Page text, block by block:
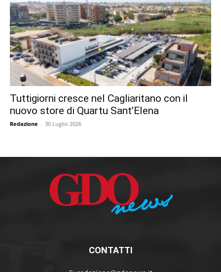
Tuttigiorni cresce nel Cagliaritano con il
nuovo store di Quartu Sant’Elena
Redazione - 30 Luglio 2026
CONTATTI